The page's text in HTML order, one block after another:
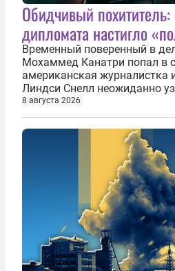
Обидчивый похититель:
дипломата настигло
Временный поверенный в
Мохаммед Канатри попал в
американская журналистка
Линдси Снелл неожиданно
бандитов, похитивших ее в
2016 году. Журналистка
то время известный под
8 августа 2026